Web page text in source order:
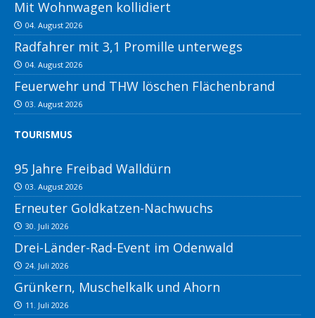
Mit Wohnwagen kollidiert
04. August 2026
Radfahrer mit 3,1 Promille unterwegs
04. August 2026
Feuerwehr und THW löschen Flächenbrand
03. August 2026
TOURISMUS
95 Jahre Freibad Walldürn
03. August 2026
Erneuter Goldkatzen-Nachwuchs
30. Juli 2026
Drei-Länder-Rad-Event im Odenwald
24. Juli 2026
Grünkern, Muschelkalk und Ahorn
11. Juli 2026